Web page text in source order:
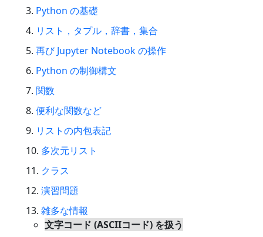
Python の基礎
リスト，タプル，辞書，集合
再び Jupyter Notebook の操作
Python の制御構文
関数
便利な関数など
リストの内包表記
多次元リスト
クラス
演習問題
雑多な情報
文字コード (ASCIIコード) を扱う